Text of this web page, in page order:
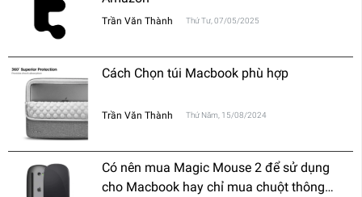
Trần Văn Thành Thứ Tư, 07/05/2025
Cách Chọn túi Macbook phù hợp
Trần Văn Thành Thứ Năm, 15/08/2024
Có nên mua Magic Mouse 2 để sử dụng
cho Macbook hay chỉ mua chuột thông